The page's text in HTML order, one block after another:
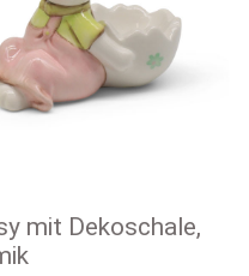
mit Dekoschale,